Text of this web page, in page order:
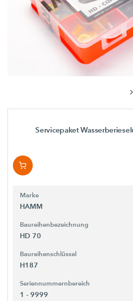
Servicepaket
Marke
HAMM
Baureihenbezeichnung
HD 70
Baureihenschlüssel
H187
Seriennummernbereich
1 - 9999